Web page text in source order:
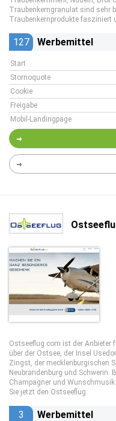
Traubenkerngranulat sind sehr
Traubenkernprodukte fasziniert
127 Werbemittel
Start
Stornoquote
Cookie
Freigabe
Mobil-Landingpage
Ostseeflug.com ist der Anbieter
über der Ostsee, der Insel
Zingst, der mecklenburgischen
Neubrandenburg und Schwerin.
Champagner und
Sie jetzt den Ostseeflug.
3 Werbemittel